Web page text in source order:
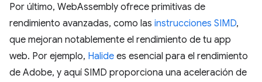
Por último, WebAssembly ofrece primitivas de
rendimiento avanzadas, como las instrucciones SIMD,
que mejoran notablemente el rendimiento de tu app
web. Por ejemplo, Halide es esencial para el rendimiento
de Adobe, y aquí SIMD proporciona una aceleración de